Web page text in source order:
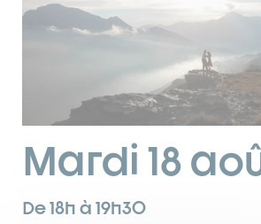
Mardi 18
De 18h à 19h30